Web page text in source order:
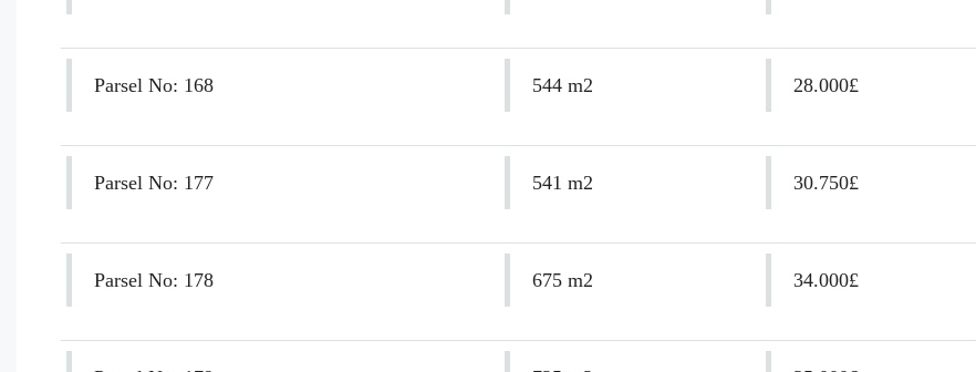
Parsel No: 168 544 m2 28.000£
Parsel No: 177 541 m2 30.750£
Parsel No: 178 675 m2 34.000£